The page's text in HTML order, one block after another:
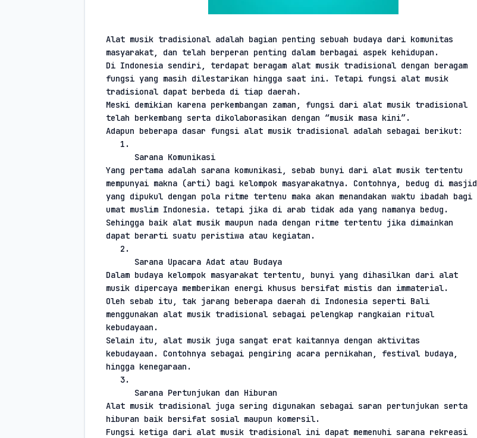
Alat musik tradisional adalah bagian penting sebuah budaya dari komunitas
masyarakat, dan telah berperan penting dalam berbagai aspek kehidupan.
Di Indonesia sendiri, terdapat beragam alat musik tradisional dengan beragam
fungsi yang masih dilestarikan hingga saat ini. Tetapi fungsi alat musik
tradisional dapat berbeda di tiap daerah.
Meski demikian karena perkembangan zaman, fungsi dari alat musik tradisional
telah berkembang serta dikolaborasikan dengan “musik masa kini”.
Adapun beberapa dasar fungsi alat musik tradisional adalah sebagai berikut:
1.
Sarana Komunikasi
Yang pertama adalah sarana komunikasi, sebab bunyi dari alat musik tertentu
mempunyai makna (arti) bagi kelompok masyarakatnya. Contohnya, bedug di masjid
yang dipukul dengan pola ritme tertenu maka akan menandakan waktu ibadah bagi
umat muslim Indonesia. tetapi jika di arab tidak ada yang namanya bedug.
Sehingga baik alat musik maupun nada dengan ritme tertentu jika dimainkan
dapat berarti suatu peristiwa atau kegiatan.
2.
Sarana Upacara Adat atau Budaya
Dalam budaya kelompok masyarakat tertentu, bunyi yang dihasilkan dari alat
musik dipercaya memberikan energi khusus bersifat mistis dan immaterial.
Oleh sebab itu, tak jarang beberapa daerah di Indonesia seperti Bali
menggunakan alat musik tradisional sebagai pelengkap rangkaian ritual
kebudayaan.
Selain itu, alat musik juga sangat erat kaitannya dengan aktivitas
kebudayaan. Contohnya sebagai pengiring acara pernikahan, festival budaya,
hingga kenegaraan.
3.
Sarana Pertunjukan dan Hiburan
Alat musik tradisional juga sering digunakan sebagai saran pertunjukan serta
hiburan baik bersifat sosial maupun komersil.
Fungsi ketiga dari alat musik tradisional ini dapat memenuhi sarana rekreasi